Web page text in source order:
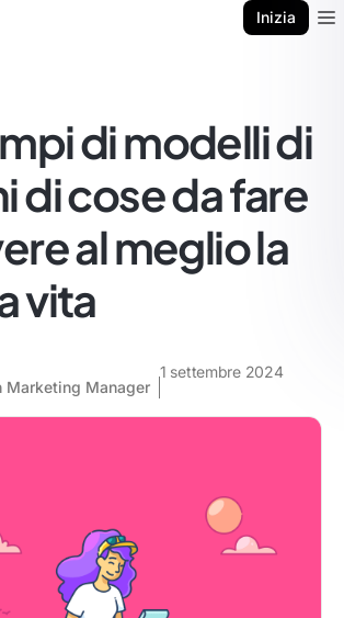
Inizia
di modelli di
di cose da fare
al meglio la
vita
Marketing Manager
1 settembre 2024